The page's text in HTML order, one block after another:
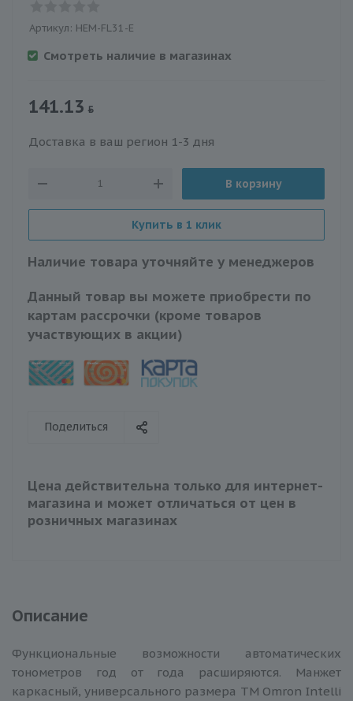
Артикул: HEM-FL31-E
Смотреть наличие в магазинах
141.13
Доставка в ваш регион 1-3 дня
В корзину
Купить в 1 клик
Наличие товара уточняйте у менеджеров
Данный товар вы можете приобрести по
картам рассрочки (кроме товаров
участвующих в акции)
Поделиться
Цена действительна только для интернет-
магазина и может отличаться от цен в
розничных магазинах
Описание
Функциональные возможности автоматических
тонометров год от года расширяются. Манжет
каркасный, универсального размера ТМ Omron Intelli